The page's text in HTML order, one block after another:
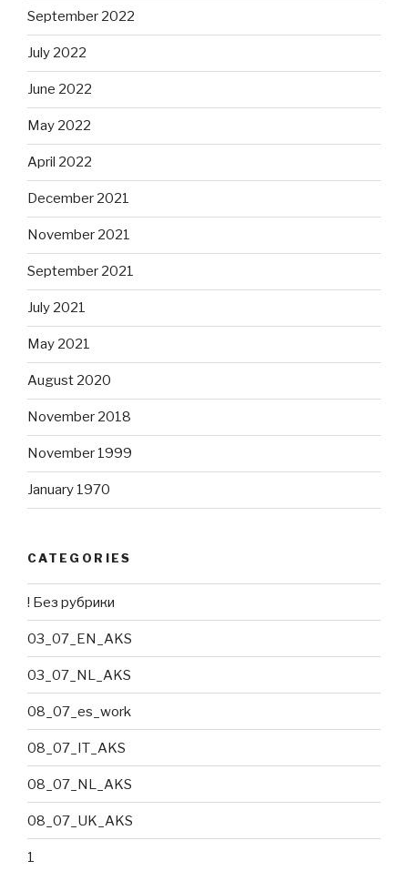
September 2022
July 2022
June 2022
May 2022
April 2022
December 2021
November 2021
September 2021
July 2021
May 2021
August 2020
November 2018
November 1999
January 1970
CATEGORIES
! Без рубрики
03_07_EN_AKS
03_07_NL_AKS
08_07_es_work
08_07_IT_AKS
08_07_NL_AKS
08_07_UK_AKS
1